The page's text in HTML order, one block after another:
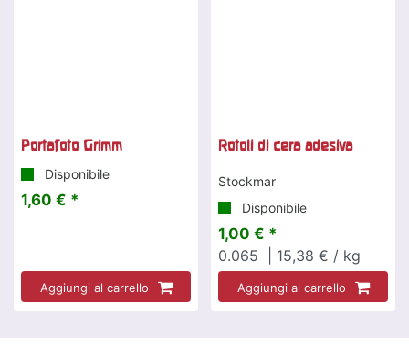
Portafoto Grimm
Disponibile
1,60 € *
Aggiungi al carrello
Rotoli di cera adesiva
Stockmar
Disponibile
1,00 € *
0.065
| 15,38 € / kg
Aggiungi al carrello